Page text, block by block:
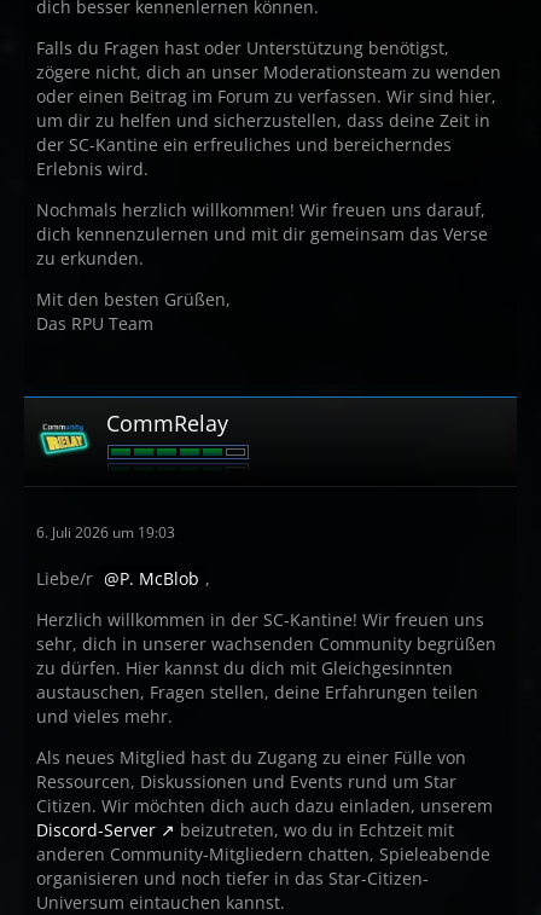
dich besser kennenlernen können.
Falls du Fragen hast oder Unterstützung benötigst,
zögere nicht, dich an unser Moderationsteam zu wenden
oder einen Beitrag im Forum zu verfassen. Wir sind hier,
um dir zu helfen und sicherzustellen, dass deine Zeit in
der SC-Kantine ein erfreuliches und bereicherndes
Erlebnis wird.
Nochmals herzlich willkommen! Wir freuen uns darauf,
dich kennenzulernen und mit dir gemeinsam das Verse
zu erkunden.
Mit den besten Grüßen,
Das RPU Team
CommRelay
6. Juli 2026 um 19:03
Liebe/r P. McBlob ,
Herzlich willkommen in der SC-Kantine! Wir freuen uns
sehr, dich in unserer wachsenden Community begrüßen
zu dürfen. Hier kannst du dich mit Gleichgesinnten
austauschen, Fragen stellen, deine Erfahrungen teilen
und vieles mehr.
Als neues Mitglied hast du Zugang zu einer Fülle von
Ressourcen, Diskussionen und Events rund um Star
Citizen. Wir möchten dich auch dazu einladen, unserem
Discord-Server
beizutreten, wo du in Echtzeit mit
anderen Community-Mitgliedern chatten, Spieleabende
organisieren und noch tiefer in das Star-Citizen-
Universum eintauchen kannst.